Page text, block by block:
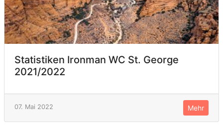
Statistiken Ironman WC St. George
2021/2022
07. Mai 2022 Mehr